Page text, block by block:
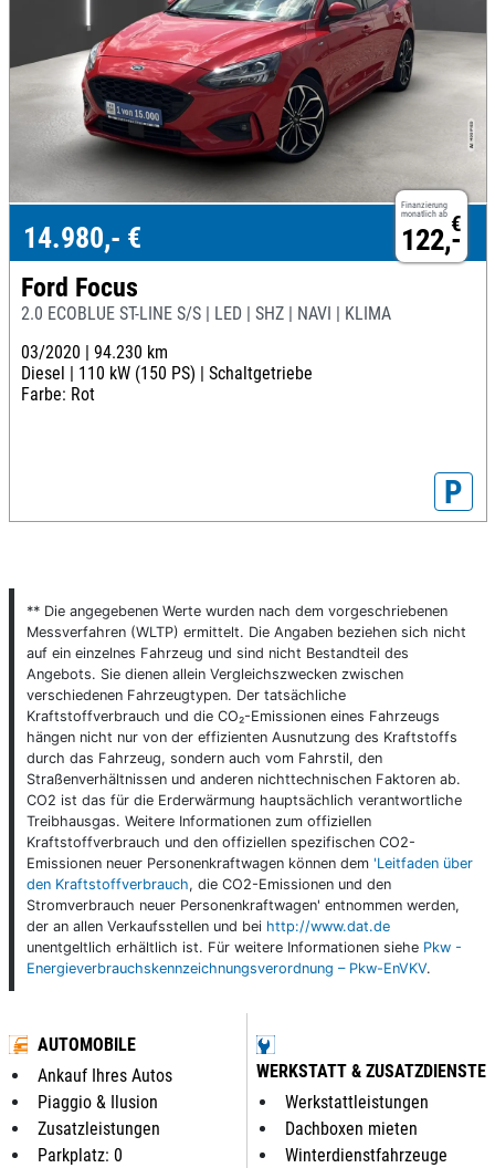
Finanzierung
monatlich ab €
122,-
14.980,- €
Ford Focus
2.0 ECOBLUE ST-LINE S/S | LED | SHZ | NAVI | KLIMA
03/2020 | 94.230 km
Diesel | 110 kW (150 PS) | Schaltgetriebe
Farbe: Rot
P
** Die angegebenen Werte wurden nach dem vorgeschriebenen
Messverfahren (WLTP) ermittelt. Die Angaben beziehen sich nicht
auf ein einzelnes Fahrzeug und sind nicht Bestandteil des
Angebots. Sie dienen allein Vergleichszwecken zwischen
verschiedenen Fahrzeugtypen. Der tatsächliche
Kraftstoffverbrauch und die CO₂-Emissionen eines Fahrzeugs
hängen nicht nur von der effizienten Ausnutzung des Kraftstoffs
durch das Fahrzeug, sondern auch vom Fahrstil, den
Straßenverhältnissen und anderen nichttechnischen Faktoren ab.
CO2 ist das für die Erderwärmung hauptsächlich verantwortliche
Treibhausgas. Weitere Informationen zum offiziellen
Kraftstoffverbrauch und den offiziellen spezifischen CO2-
Emissionen neuer Personenkraftwagen können dem 'Leitfaden über
den Kraftstoffverbrauch, die CO2-Emissionen und den
Stromverbrauch neuer Personenkraftwagen' entnommen werden,
der an allen Verkaufsstellen und bei http://www.dat.de
unentgeltlich erhältlich ist. Für weitere Informationen siehe Pkw -
Energieverbrauchskennzeichnungsverordnung – Pkw-EnVKV.
AUTOMOBILE
Ankauf Ihres Autos
Piaggio & Ilusion
Zusatzleistungen
Parkplatz: 0
WERKSTATT & ZUSATZDIENSTE
Werkstattleistungen
Dachboxen mieten
Winterdienstfahrzeuge